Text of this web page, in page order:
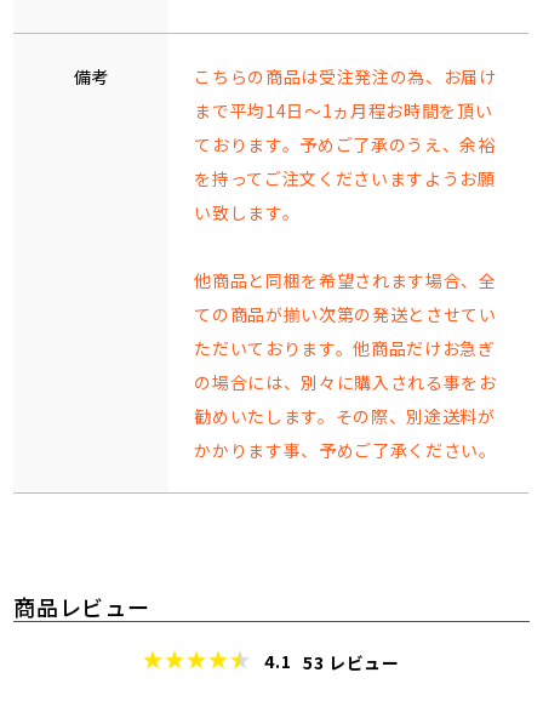
備考
こちらの商品は受注発注の為、お届け
まで平均14日～1ヵ月程お時間を頂い
ております。予めご了承のうえ、余裕
を持ってご注文くださいますようお願
い致します。
他商品と同梱を希望されます場合、全
ての商品が揃い次第の発送とさせてい
ただいております。他商品だけお急ぎ
の場合には、別々に購入される事をお
勧めいたします。その際、別途送料が
かかります事、予めご了承ください。
商品レビュー
4.1 53 レビュー